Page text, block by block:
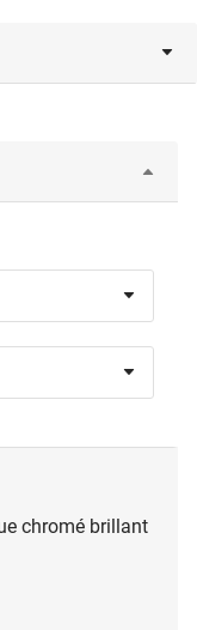
chromé brillant